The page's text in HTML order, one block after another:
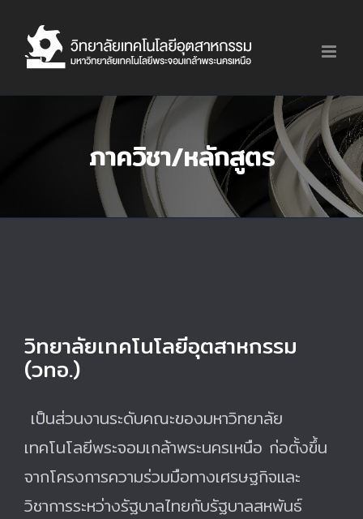
content
ภาควิชา/หลักสูตร
วิทยาลัยเทคโนโลยีอุตสาหกรรม
(วทอ.)
เป็นส่วนงานระดับคณะของมหาวิทยาลัย
เทคโนโลยีพระจอมเกล้าพระนครเหนือ ก่อตั้งขึ้น
จากโครงการความร่วมมือทางเศรษฐกิจและ
วิชาการระหว่างรัฐบาลไทยกับรัฐบาลสหพันธ์